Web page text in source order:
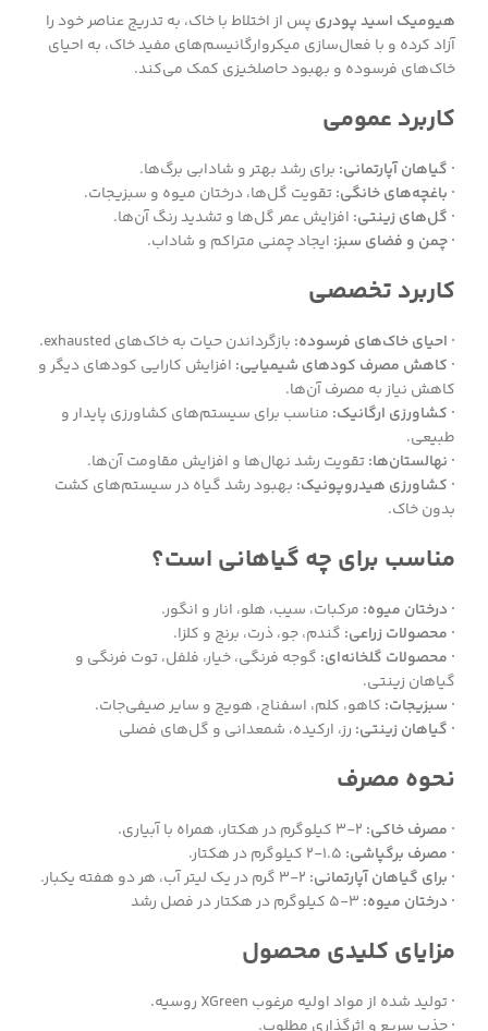
هیومیک اسید پودری پس از اختلاط با خاک، به تدریج عناصر خود را
آزاد کرده و با فعال‌سازی میکروارگانیسم‌های مفید خاک، به احیای
خاک‌های فرسوده و بهبود حاصلخیزی کمک می‌کند.
کاربرد عمومی
· گیاهان آپارتمانی: برای رشد بهتر و شادابی برگ‌ها.
· باغچه‌های خانگی:تقویت گل‌ها، درختان میوه و سبزیجات.
· گل‌های زینتی: افزایش عمر گل‌ها و تشدید رنگ آن‌ها.
· چمن و فضای سبز: ایجاد چمنی متراکم و شاداب.
کاربرد تخصصی
· احیای خاک‌های فرسوده: بازگرداندن حیات به خاک‌های exhausted.
· کاهش مصرف کودهای شیمیایی: افزایش کارایی کودهای دیگر و
کاهش نیاز به مصرف آن‌ها.
· کشاورزی ارگانیک: مناسب برای سیستم‌های کشاورزی پایدار و
طبیعی.
· نهالستان‌ها:تقویت رشد نهال‌ها و افزایش مقاومت آن‌ها.
· کشاورزی هیدروپونیک: بهبود رشد گیاه در سیستم‌های کشت
بدون خاک.
مناسب برای چه گیاهانی است؟
· درختان میوه: مرکبات، سیب، هلو، انار و انگور.
· محصولات زراعی: گندم، جو، ذرت، برنج و کلزا.
· محصولات گلخانه‌ای: گوجه فرنگی، خیار، فلفل، توت فرنگی و
گیاهان زینتی.
· سبزیجات: کاهو، کلم، اسفناج، هویج و سایر صیفی‌جات.
· گیاهان زینتی: رز، ارکیده، شمعدانی و گل‌های فصلی
نحوه مصرف
· مصرف خاکی:
· مصرف برگپاشی:
· برای گیاهان آپارتمانی:
· درختان میوه:
مزایای کلیدی محصول
·تولید شده از مواد اولیه مرغوب XGreen روسیه.
·جذب سریع و اثرگذاری مطلوب.